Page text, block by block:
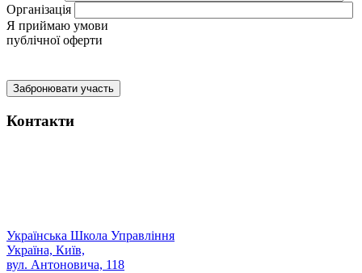
Організація
Я приймаю умови
публічної оферти
Контакти
Українська Школа Управління
Україна, Київ,
вул. Антоновича, 118